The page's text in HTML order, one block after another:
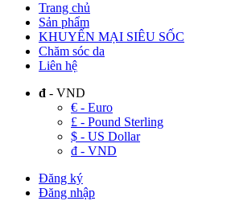
Trang chủ
Sản phẩm
KHUYẾN MẠI SIÊU SỐC
Chăm sóc da
Liên hệ
đ - VND
€ - Euro
£ - Pound Sterling
$ - US Dollar
đ - VND
Đăng ký
Đăng nhập